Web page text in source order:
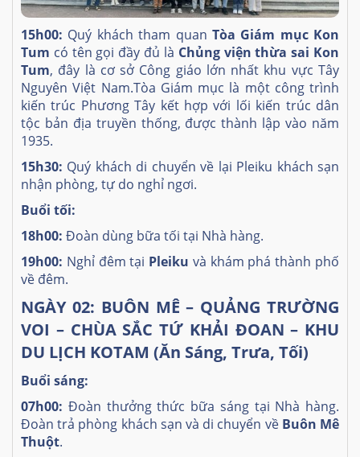
15h00: Quý khách tham quan Tòa Giám mục Kon
Tum có tên gọi đầy đủ là Chủng viện thừa sai Kon
Tum, đây là cơ sở Công giáo lớn nhất khu vực Tây
Nguyên Việt Nam.Tòa Giám mục là một công trình
kiến trúc Phương Tây kết hợp với lối kiến trúc dân
tộc bản địa truyền thống, được thành lập vào năm
1935.
15h30: Quý khách di chuyển về lại Pleiku khách sạn
nhận phòng, tự do nghỉ ngơi.
Buổi tối:
18h00: Đoàn dùng bữa tối tại Nhà hàng.
19h00: Nghỉ đêm tại Pleiku và khám phá thành phố
về đêm.
NGÀY 02: BUÔN MÊ – QUẢNG TRƯỜNG
VOI – CHÙA SẮC TỨ KHẢI ĐOAN – KHU
DU LỊCH KOTAM (Ăn Sáng, Trưa, Tối)
Buổi sáng:
07h00: Đoàn thưởng thức bữa sáng tại Nhà hàng.
Đoàn trả phòng khách sạn và di chuyển về Buôn Mê
Thuột.